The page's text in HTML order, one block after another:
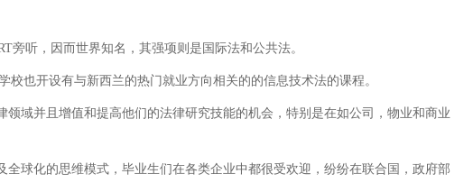
听，因而世界知名，其强项则是国际法和公共法。
也开设有与新西兰的热门就业方向相关的的信息技术法的课程。
域并且增值和提高他们的法律研究技能的机会，特别是在如公司，物业和商业
球化的思维模式，毕业生们在各类企业中都很受欢迎，纷纷在联合国，政府部